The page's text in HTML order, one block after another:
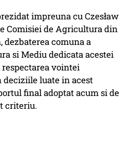
impreuna cu Czesław
Comisiei de Agricultura din
comuna a
si Mediu dedicata acestei
vointei
luate in acest
final adoptat acum si de
criteriu.